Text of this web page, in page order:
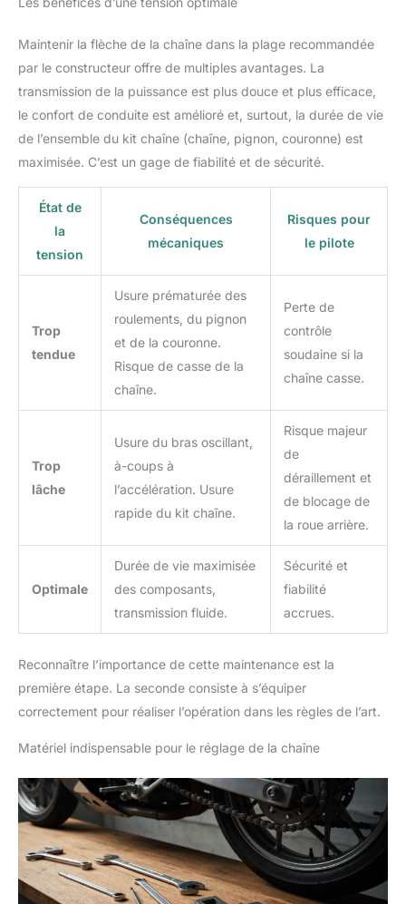
Maintenir la flèche de la chaîne dans la plage recommandée
par le constructeur offre de multiples avantages. La
transmission de la puissance est plus douce et plus efficace,
le confort de conduite est amélioré et, surtout, la durée de vie
de l’ensemble du kit chaîne (chaîne, pignon, couronne) est
maximisée. C’est un gage de fiabilité et de sécurité.
État de
la
tension
Conséquences
mécaniques
Risques pour
le pilote
Trop
tendue
Usure prématurée des
roulements, du pignon
et de la couronne.
Risque de casse de la
chaîne.
Perte de
contrôle
soudaine si la
chaîne casse.
Trop
lâche
Usure du bras oscillant,
à-coups à
l’accélération. Usure
rapide du kit chaîne.
Risque majeur
de
déraillement et
de blocage de
la roue arrière.
Optimale
Durée de vie maximisée
des composants,
transmission fluide.
Sécurité et
fiabilité
accrues.
Reconnaître l’importance de cette maintenance est la
première étape. La seconde consiste à s’équiper
correctement pour réaliser l’opération dans les règles de l’art.
Matériel indispensable pour le réglage de la chaîne